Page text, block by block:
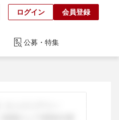
ログイン 会員登録
公募・特集